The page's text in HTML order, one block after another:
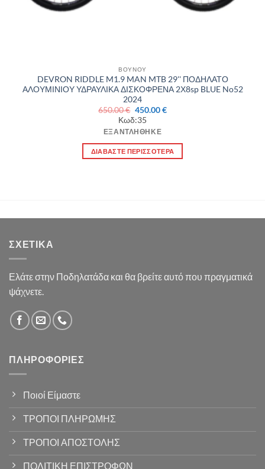
ΒΟΥΝΟΥ
DEVRON RIDDLE M1.9 MAN MTB 29'' ΠΟΔΗΛΑΤΟ
ΑΛΟΥΜΙΝΙΟΥ ΥΔΡΑΥΛΙΚΑ ΔΙΣΚΟΦΡΕΝΑ 2Χ8sp BLUE No52
2024
650.00€ Original
price
was:
650.00 €.
450.00€Η
Κωδ:35
ΕΞΑΝΤΛΉΘΗΚΕ
ΔΙΑΒΆΣΤΕ ΠΕΡΙΣΣΌΤΕΡΑ
ΣΧΕΤΙΚΆ
Ελάτε στην Ποδηλατάδα και θα βρείτε αυτό που πραγματικά
ψάχνετε.
ΠΛΗΡΟΦΟΡΊΕΣ
Ποιοί Είμαστε
ΤΡΟΠΟΙ ΠΛΗΡΩΜΗΣ
ΤΡΟΠΟΙ ΑΠΟΣΤΟΛΗΣ
ΠΟΛΙΤΙΚΗ ΕΠΙΣΤΡΟΦΩΝ